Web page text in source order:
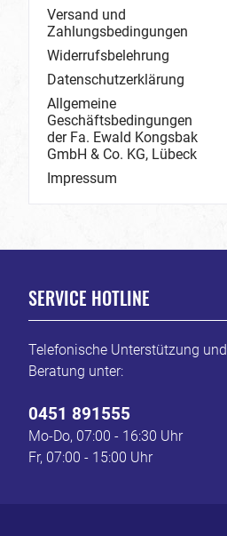
Versand und
Zahlungsbedingungen
Widerrufsbelehrung
Datenschutzerklärung
Allgemeine
Geschäftsbedingungen
der Fa. Ewald Kongsbak
GmbH & Co. KG, Lübeck
Impressum
SERVICE HOTLINE
Telefonische Unterstützung und
Beratung unter:
0451 891555
Mo-Do, 07:00 - 16:30 Uhr
Fr, 07:00 - 15:00 Uhr